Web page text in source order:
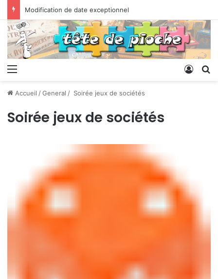
Modification de date exceptionnel
Menu
Accueil /General / Soirée jeux de sociétés
Soirée jeux de sociétés